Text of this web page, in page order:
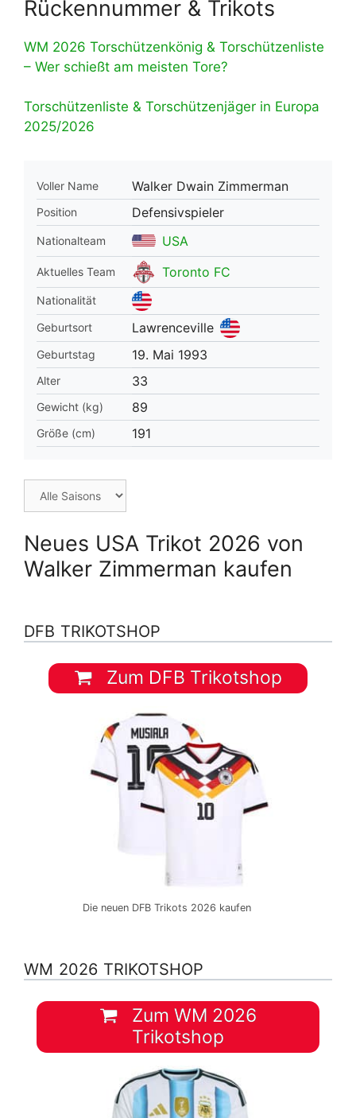
Rückennummer & Trikots
WM 2026 Torschützenkönig & Torschützenliste
– Wer schießt am meisten Tore?
Torschützenliste & Torschützenjäger in Europa
2025/2026
Voller Name Walker Dwain Zimmerman
Position Defensivspieler
Nationalteam USA
Aktuelles Team Toronto FC
Nationalität
Geburtsort
Lawrenceville
Geburtstag 19. Mai 1993
Alter 33
Gewicht (kg) 89
Größe (cm) 191
Neues USA Trikot 2026 von
Walker Zimmerman kaufen
DFB TRIKOTSHOP
Zum DFB Trikotshop
Die neuen DFB Trikots 2026 kaufen
WM 2026 TRIKOTSHOP
Zum WM 2026
Trikotshop